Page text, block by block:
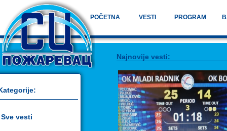
POČETNA VESTI PROGRAM
Sve vesti
Najnovije vesti: